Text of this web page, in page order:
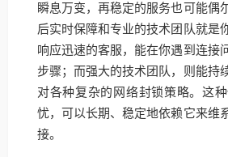
瞬息万变，再稳定的服务也可能偶
后实时保障和专业的技术团队就是
响应迅速的客服，能在你遇到连接
步骤；而强大的技术团队，则能持
对各种复杂的网络封锁策略。这
忧，可以长期、稳定地依赖它来维
接。